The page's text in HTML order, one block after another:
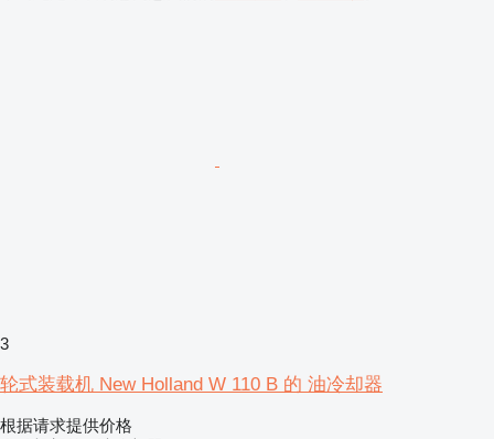
3
轮式装载机 New Holland W 110 B 的 油冷却器
根据请求提供价格